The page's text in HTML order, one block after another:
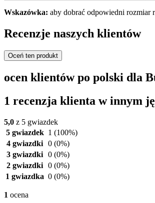
Wskazówka: aby dobrać odpowiedni rozmiar
Recenzje naszych klientów
Oceń ten produkt
ocen klientów po polski dla
1 recenzja klienta w innym
5,0 z 5 gwiazdek
5 gwiazdek 1 (100%)
4 gwiazdki 0 (0%)
3 gwiazdki 0 (0%)
2 gwiazdki 0 (0%)
1 gwiazdka 0 (0%)
1 ocena